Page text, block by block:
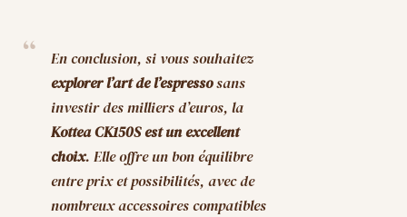
En conclusion, si vous souhaitez
explorer l’art de l’espressosans
investir des milliers d’euros, la
Kottea CK150S est un excellent
choix. Elle offre un bon équilibre
entre prix et possibilités, avec de
nombreux accessoires compatibles